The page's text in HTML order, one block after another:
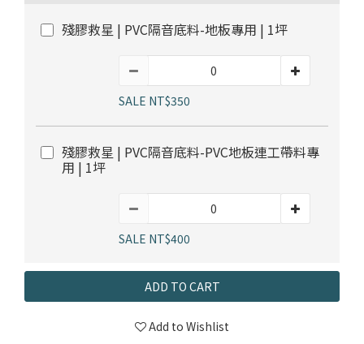
油漆DIY 房間油漆
寵物關節保護
殘膠救星 | PVC隔音底料-地板專用 | 1坪
SALE NT$350
殘膠救星 | PVC隔音底料-PVC地板連工帶料專
用 | 1坪
SALE NT$400
ADD TO CART
Add to Wishlist